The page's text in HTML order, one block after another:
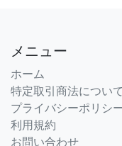
メニュー
ホーム
特定取引商法について
プライバシーポリシ
利用規約
お問い合わせ